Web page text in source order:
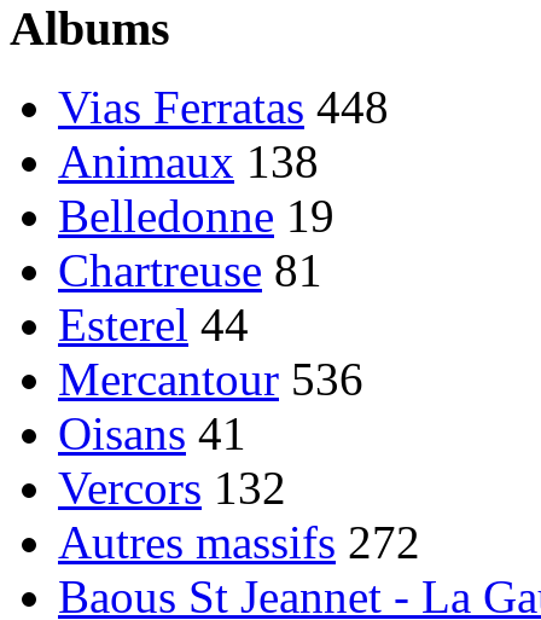
Albums
Vias Ferratas 448
Animaux 138
Belledonne 19
Chartreuse 81
Esterel 44
Mercantour 536
Oisans 41
Vercors 132
Autres massifs 272
Baous St Jeannet - La